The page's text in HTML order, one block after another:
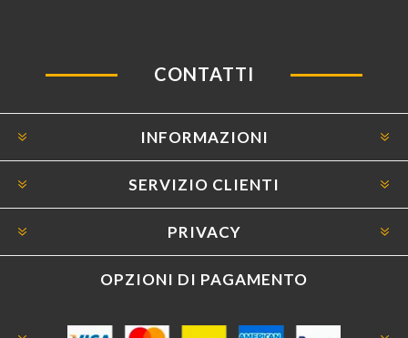
CONTATTI
INFORMAZIONI
SERVIZIO CLIENTI
PRIVACY
OPZIONI DI PAGAMENTO